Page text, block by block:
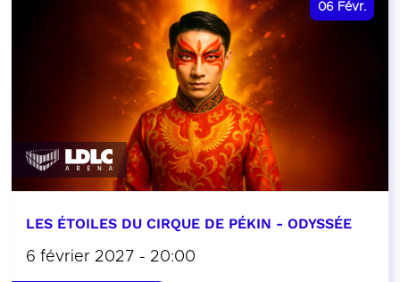
06 Févr.
LES ÉTOILES DU CIRQUE DE PÉKIN - ODYSSÉE
6 février 2027 - 20:00